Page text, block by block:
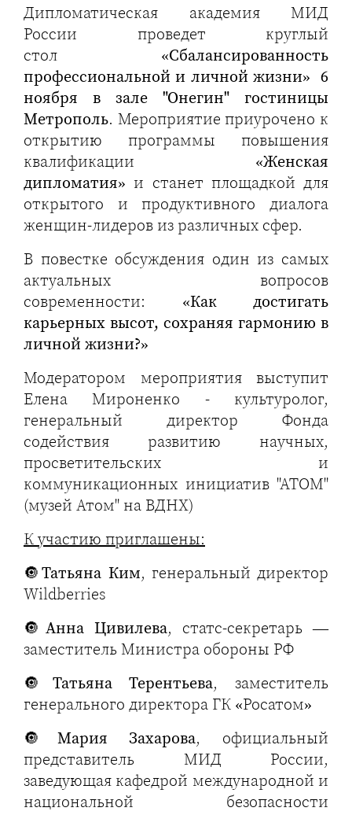
Дипломатическая академия МИД
России проведет круглый
стол «Сбалансированность
профессиональной и личной жизни» 6
ноября в зале "Онегин" гостиницы
Метрополь. Мероприятие приурочено к
открытию программы повышения
квалификации «Женская
дипломатия» и станет площадкой для
открытого и продуктивного диалога
женщин-лидеров из различных сфер.
В повестке обсуждения один из самых
актуальных вопросов
современности: «Как достигать
карьерных высот, сохраняя гармонию в
личной жизни?»
Модератором мероприятия выступит
Елена Мироненко - культуролог,
генеральный директор Фонда
содействия развитию научных,
просветительских и
коммуникационных инициатив "АТОМ"
(музей Атом" на ВДНХ)
К участию приглашены:
🔘Татьяна Ким, генеральный директор
Wildberries
🔘 Анна Цивилева, статс-секретарь —
заместитель Министра обороны РФ
🔘 Татьяна Терентьева, заместитель
генерального директора ГК «Росатом»
🔘 Мария Захарова, официальный
представитель МИД России,
заведующая кафедрой международной и
национальной безопасности